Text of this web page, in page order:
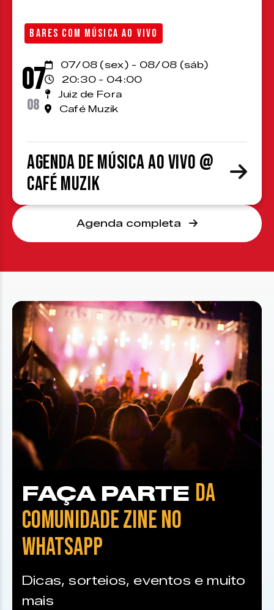
BARES COM MÚSICA AO VIVO
07
08
07/08 (sex) - 08/08 (sáb)
20:30 - 04:00
Juiz de Fora
Café Muzik
Agenda de Música ao Vivo @
Café Muzik
Agenda completa
FAÇA PARTE DA
COMUNIDADE ZINE NO
WHATSAPP
Dicas, sorteios, eventos e muito
mais